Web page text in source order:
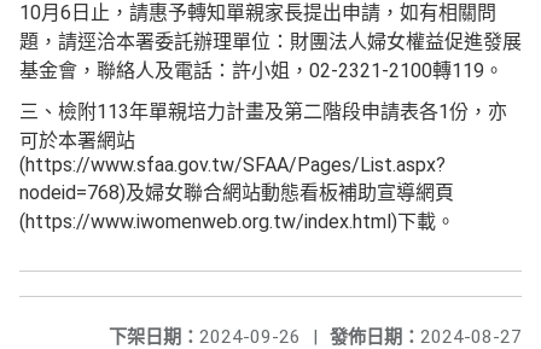
10月6日止，請惠予轉知單親家長提出申請，如有相關問
題，請逕洽本署委託辦理單位：財團法人婦女權益促進發展
基金會，聯絡人及電話：許小姐，02-2321-2100轉119。
三、檢附113年單親培力計畫及第二階段申請表各1份，亦
可於本署網站
(https://www.sfaa.gov.tw/SFAA/Pages/List.aspx?
nodeid=768)及婦女聯合網站動態看板補助宣導網頁
(https://www.iwomenweb.org.tw/index.html)下載。
發佈日期： 2024-08-27
下架日期： 2024-09-26
|